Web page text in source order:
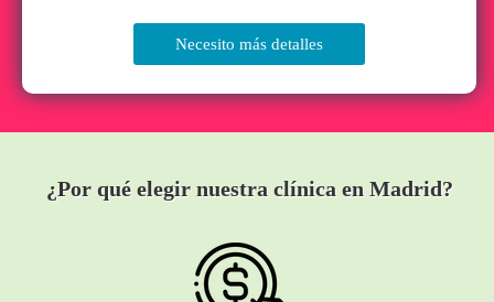
Necesito más detalles
¿Por qué elegir nuestra clínica en Madrid?